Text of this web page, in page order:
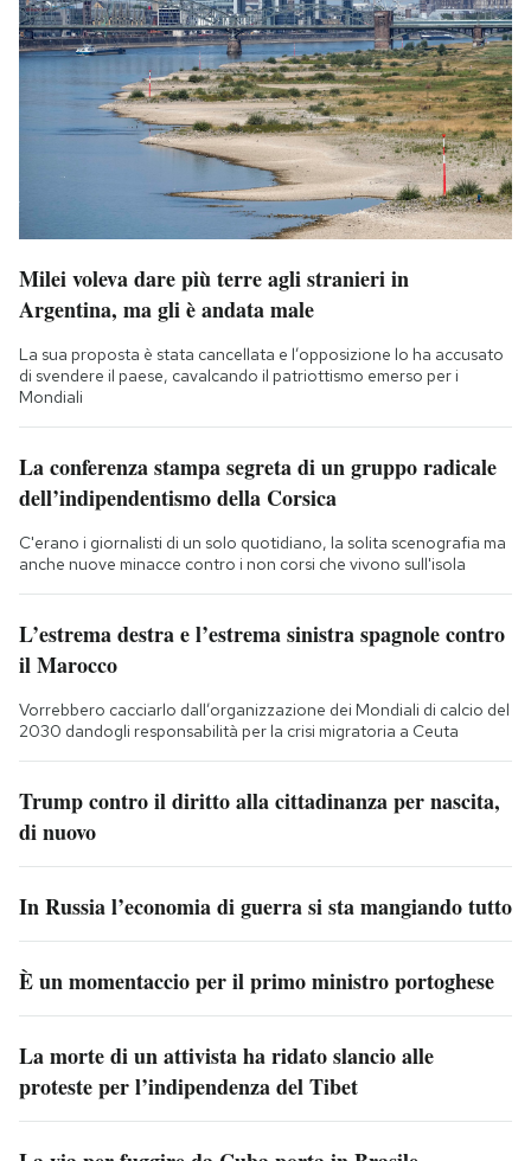
Milei voleva dare più terre agli stranieri in
Argentina, ma gli è andata male
La sua proposta è stata cancellata e l’opposizione lo ha accusato
di svendere il paese, cavalcando il patriottismo emerso per i
Mondiali
La conferenza stampa segreta di un gruppo radicale
dell’indipendentismo della Corsica
C'erano i giornalisti di un solo quotidiano, la solita scenografia ma
anche nuove minacce contro i non corsi che vivono sull'isola
L’estrema destra e l’estrema sinistra spagnole contro
il Marocco
Vorrebbero cacciarlo dall’organizzazione dei Mondiali di calcio del
2030 dandogli responsabilità per la crisi migratoria a Ceuta
Trump contro il diritto alla cittadinanza per nascita,
di nuovo
In Russia l’economia di guerra si sta mangiando tutto
È un momentaccio per il primo ministro portoghese
La morte di un attivista ha ridato slancio alle
proteste per l’indipendenza del Tibet